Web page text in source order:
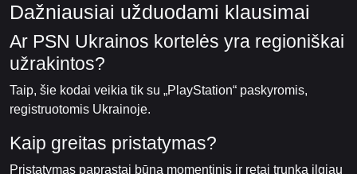
Dažniausiai užduodami klausimai
Ar PSN Ukrainos kortelės yra regioniškai
užrakintos?
Taip, šie kodai veikia tik su „PlayStation“ paskyromis,
registruotomis Ukrainoje.
Kaip greitas pristatymas?
Pristatymas paprastai būna momentinis ir retai trunka ilgiau